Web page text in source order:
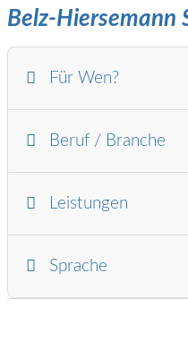
Belz-Hiersemann
Für Wen?
Beruf / Branche
Leistungen
Nachfolgeberatung
Steuerliche Beratung:
Sprache